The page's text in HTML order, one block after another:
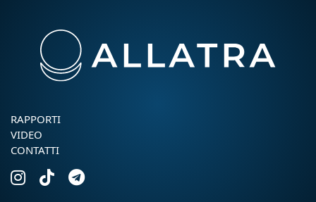
RAPPORTI
VIDEO
CONTATTI